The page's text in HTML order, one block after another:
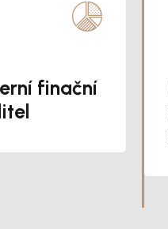
finační